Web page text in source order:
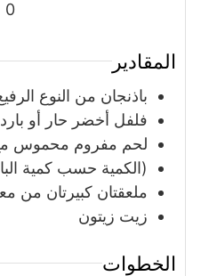
0
المقادير
باذنجان من النوع
فلفل أخضر حار أو
لحم مفروم محموس مع
(الكمية حسب كمية
ملعقتان كبيرتان من
زيت زيتون
الخطوات